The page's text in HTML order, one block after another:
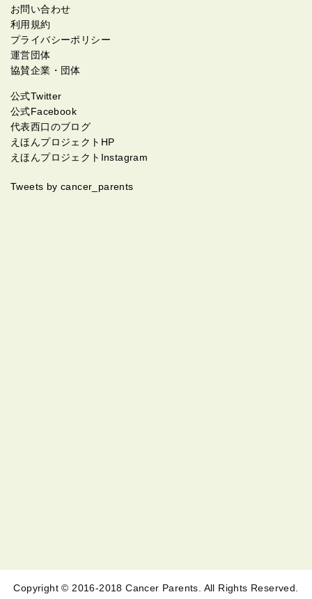
お問い合わせ
利用規約
プライバシーポリシー
運営団体
協賛企業・団体
公式Twitter
公式Facebook
代表西口のブログ
えほんプロジェクトHP
えほんプロジェクトInstagram
Tweets by cancer_parents
Copyright © 2016-2018 Cancer Parents. All Rights Reserved.